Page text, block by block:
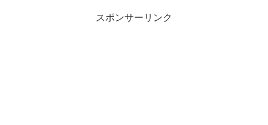
スポンサーリンク